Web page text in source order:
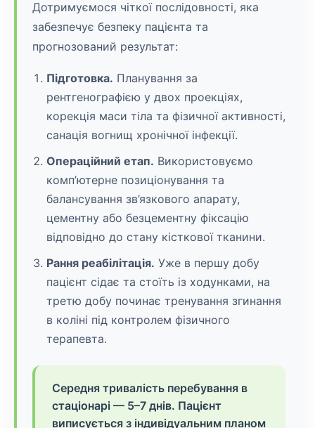
Дотримуємося чіткої послідовності, яка
забезпечує безпеку пацієнта та
прогнозований результат:
Підготовка. Планування за
рентгенографією у двох проекціях,
корекція маси тіла та фізичної активності,
санація вогнищ хронічної інфекції.
Операційний етап. Використовуємо
комп’ютерне позиціонування та
балансування зв’язкового апарату,
цементну або безцементну фіксацію
відповідно до стану кісткової тканини.
Рання реабілітація. Уже в першу добу
пацієнт сідає та стоїть із ходунками, на
третю добу починає тренування згинання
в коліні під контролем фізичного
терапевта.
Середня тривалість перебування в
стаціонарі — 5–7 днів. Пацієнт
виписується з індивідуальним планом